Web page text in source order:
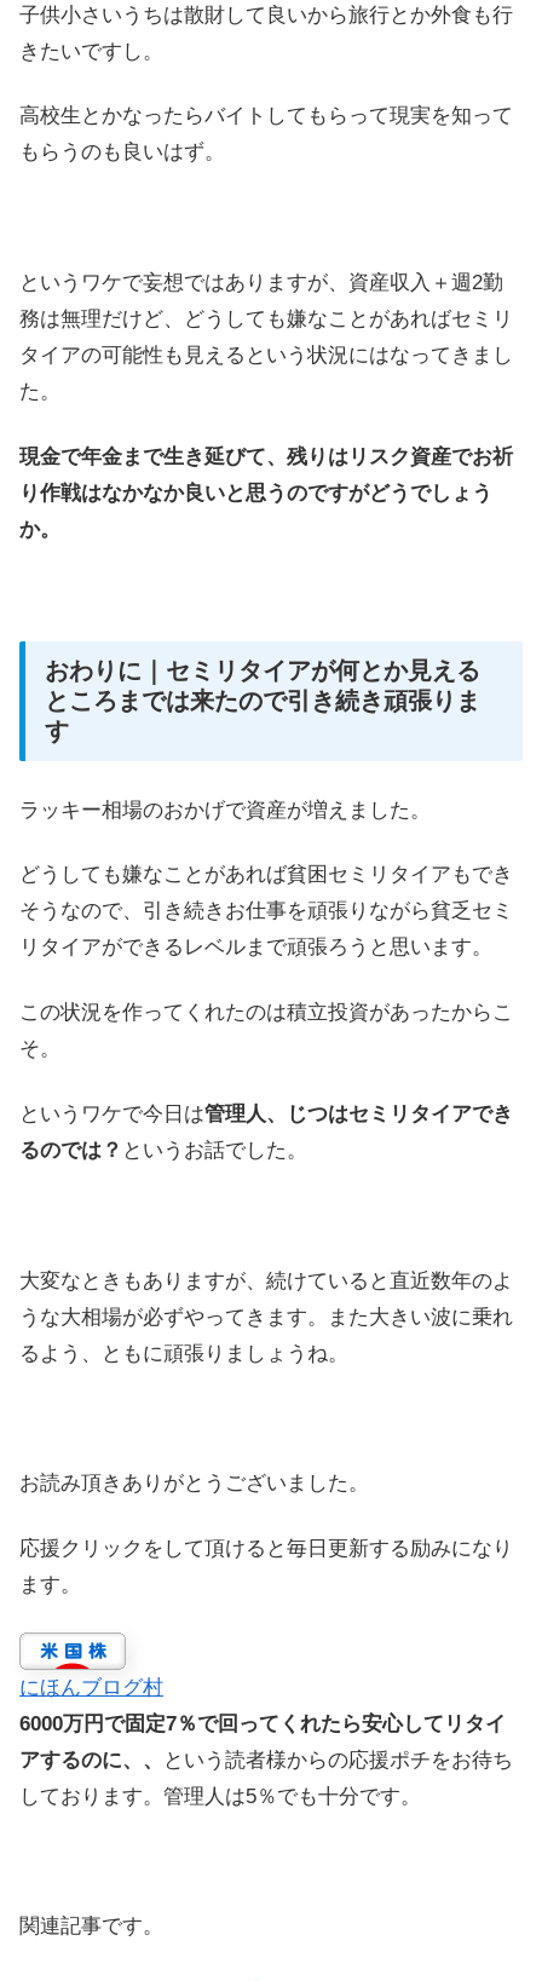
子供小さいうちは散財して良いから旅行とか外食も行
きたいですし。
高校生とかなったらバイトしてもらって現実を知って
もらうのも良いはず。
というワケで妄想ではありますが、資産収入＋週2勤
務は無理だけど、どうしても嫌なことがあればセミリ
タイアの可能性も見えるという状況にはなってきまし
た。
現金で年金まで生き延びて、残りはリスク資産でお祈
り作戦はなかなか良いと思うのですがどうでしょう
か。
おわりに｜セミリタイアが何とか見える
ところまでは来たので引き続き頑張りま
す
ラッキー相場のおかげで資産が増えました。
どうしても嫌なことがあれば貧困セミリタイアもでき
そうなので、引き続きお仕事を頑張りながら貧乏セミ
リタイアができるレベルまで頑張ろうと思います。
この状況を作ってくれたのは積立投資があったからこ
そ。
というワケで今日は管理人、じつはセミリタイアでき
るのでは？ というお話でした。
大変なときもありますが、続けていると直近数年のよ
うな大相場が必ずやってきます。また大きい波に乗れ
るよう、ともに頑張りましょうね。
お読み頂きありがとうございました。
応援クリックをして頂けると毎日更新する励みになり
ます。
にほんブログ村
6000万円で固定7％で回ってくれたら安心してリタイ
アするのに、、
という読者様からの応援ポチをお待ち
しております。管理人は5％でも十分です。
関連記事です。